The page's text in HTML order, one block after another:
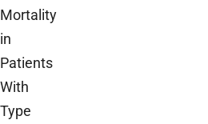
Mortality
in
Patients
With
Type